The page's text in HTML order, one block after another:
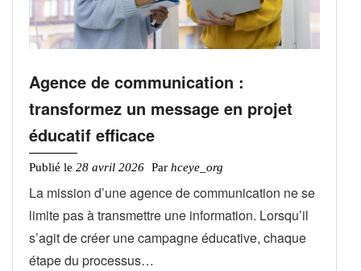
Agence de communication :
transformez un message en projet
éducatif efficace
Publié le 28 avril 2026 Par hceye_org
La mission d’une agence de communication ne se
limite pas à transmettre une information. Lorsqu’il
s’agit de créer une campagne éducative, chaque
étape du processus…